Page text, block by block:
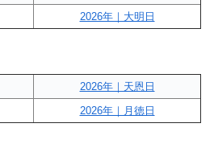
2026年｜大明日
2026年｜天恩日
2026年｜月徳日